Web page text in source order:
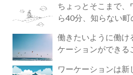
ちょっとそこまで、
ら40分、知らない町
働きたいように働け
ケーションができる
ワーケーションは新